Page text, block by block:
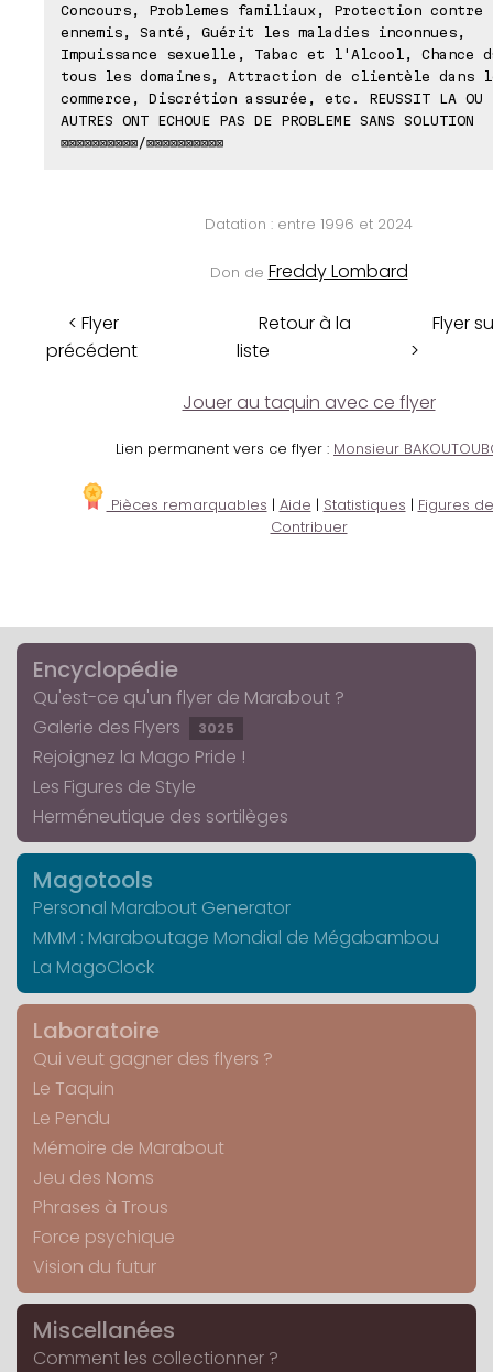
Concours, Problemes familiaux, Protection contre
ennemis, Santé, Guérit les maladies inconnues,
Impuissance sexuelle, Tabac et l'Alcool, Chance
tous les domaines, Attraction de clientèle dans
commerce, Discrétion assurée, etc. REUSSIT LA OU
AUTRES ONT ECHOUE PAS DE PROBLEME SANS SOLUTION
⊠⊠⊠⊠⊠⊠⊠⊠⊠⊠/⊠⊠⊠⊠⊠⊠⊠⊠⊠⊠
Datation : entre 1996 et 2024
Don de Freddy Lombard
< Flyer
précédent
Retour à la
liste
Flyer
>
Jouer au taquin avec ce flyer
Lien permanent vers ce flyer : Monsieur
Pièces remarquables | Aide | Statistiques | Figures
Contribuer
Encyclopédie
Qu'est-ce qu'un flyer de Marabout ?
Galerie des Flyers
3025
Rejoignez la Mago Pride !
Les Figures de Style
Herméneutique des sortilèges
Magotools
Personal Marabout Generator
MMM : Maraboutage Mondial de Mégabambou
La MagoClock
Laboratoire
Qui veut gagner des flyers ?
Le Taquin
Le Pendu
Mémoire de Marabout
Jeu des Noms
Phrases à Trous
Force psychique
Vision du futur
Miscellanées
Comment les collectionner ?